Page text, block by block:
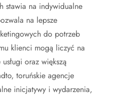
stawia na indywidualne
na lepsze
do potrzeb
klienci mogą liczyć na
oraz większą
toruńskie agencje
inicjatywy i wydarzenia,